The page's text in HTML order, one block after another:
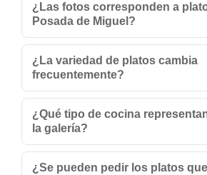
¿Las fotos corresponden a
Posada de Miguel?
¿La variedad de platos cambia
frecuentemente?
¿Qué tipo de cocina
la galería?
¿Se pueden pedir los platos